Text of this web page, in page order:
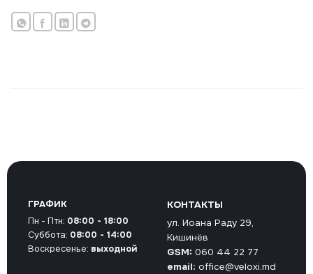
КОНТАКТЫ
ул. Иоана Раду 29,
Кишинёв
GSM: 060 44 22 77
email: office@veloxi.md
ГРАФИК
Пн - Птн: 08:00 - 18:00
Суббота: 08:00 - 14:00
Воскресенье: выходной